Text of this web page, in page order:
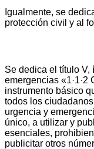
Igualmente, se
protección civil y al
Se dedica el título V,
emergencias «1·1·2
instrumento básico
todos los
urgencia y
único, a utilizar y
esenciales,
publicitar otros